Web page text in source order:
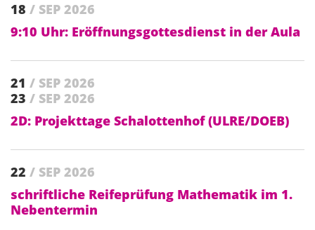
18 / SEP 2026
9:10 Uhr: Eröffnungsgottesdienst in der Aula
21 / SEP 2026
23 / SEP 2026
2D: Projekttage Schalottenhof (ULRE/DOEB)
22 / SEP 2026
schriftliche Reifeprüfung Mathematik im 1.
Nebentermin